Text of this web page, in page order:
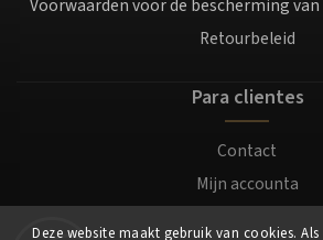
Deze website maakt gebruik van cookies.
Voorwaarden voor de bescherming
Retourbeleid
Para clientes
Contact
Mijn accounta